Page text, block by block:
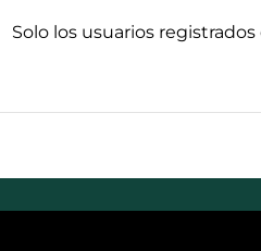
Solo los usuarios